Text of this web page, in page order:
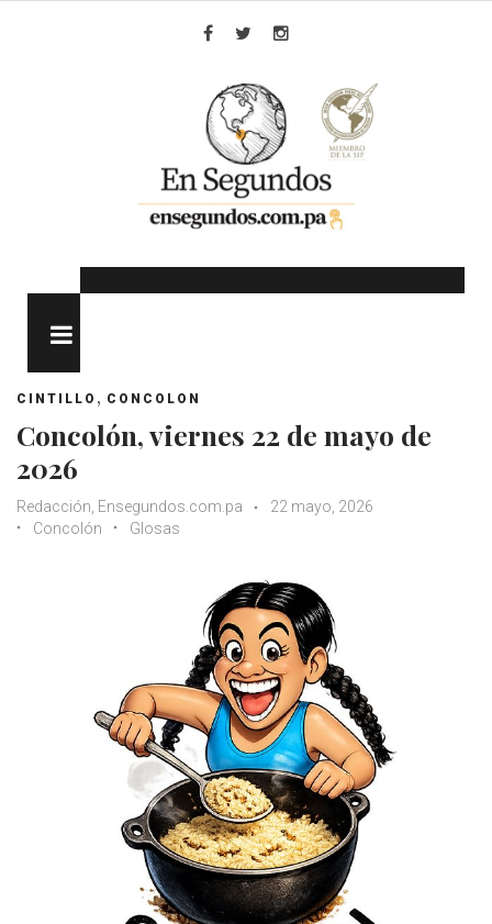
CINTILLO , CONCOLON
Concolón, viernes 22 de mayo de
2026
Redacción, Ensegundos.com.pa
22 mayo, 2026
Concolón
Glosas